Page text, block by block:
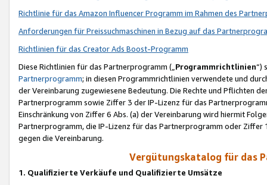
Richtlinie für das Amazon Influencer Programm im Rahmen des
Anforderungen für Preissuchmaschinen in Bezug auf das
Richtlinien für das Creator Ads Boost-Programm
Diese Richtlinien für das Partnerprogramm („Programmrichtlinien“)
Partnerprogramm; in diesen Programmrichtlinien verwendete und
der Vereinbarung zugewiesene Bedeutung. Die Rechte und Pflichten
Partnerprogramm sowie Ziffer 3 der IP-Lizenz für das
Einschränkung von Ziffer 6 Abs. (a) der Vereinbarung wird hiermit
Partnerprogramm, die IP-Lizenz für das Partnerprogramm oder
gegen die Vereinbarung.
Vergütungskatalog für das
1. Qualifizierte Verkäufe und Qualifizierte Umsätze